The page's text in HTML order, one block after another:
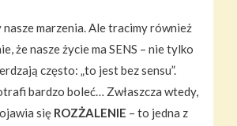
marzenia. Ale tracimy również
że nasze życie ma SENS – nie tylko
często: „to jest bez sensu”.
bardzo boleć… Zwłaszcza wtedy,
się ROZŻALENIE – to jedna z